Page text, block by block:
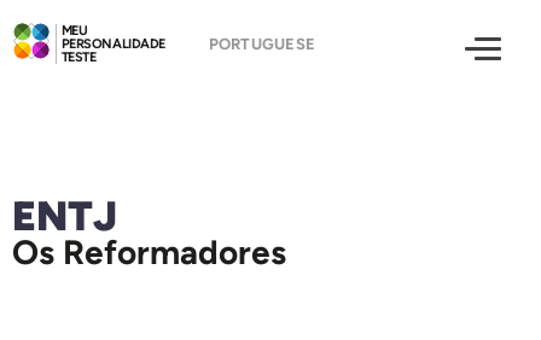
MEU
PERSONALIDADE
TESTE
ENTJ
Os Reformadores